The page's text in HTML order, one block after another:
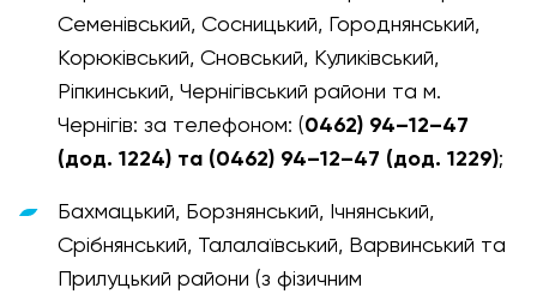
Семенівський, Сосницький, Городнянський,
Корюківський, Сновський, Куликівський,
Ріпкинський, Чернігівський райони та м.
Чернігів: за телефоном: (0462) 94–12–47
(дод. 1224) та (0462) 94–12–47 (дод. 1229);
Бахмацький, Борзнянський, Ічнянський,
Срібнянський, Талалаївський, Варвинський та
Прилуцький райони (з фізичним